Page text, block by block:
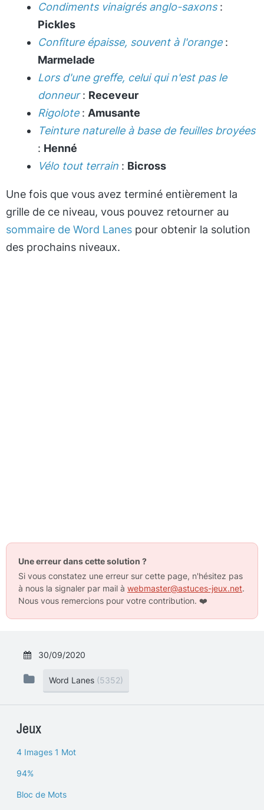
Condiments vinaigrés anglo-saxons:
Pickles
Confiture épaisse, souvent à l'orange:
Marmelade
Lors d'une greffe, celui qui n'est pas le
donneur: Receveur
Rigolote: Amusante
Teinture naturelle à base de feuilles broyées
: Henné
Vélo tout terrain : Bicross
Une fois que vous avez terminé entièrement la
grille de ce niveau, vous pouvez retourner au
sommaire de Word Lanes pour obtenir la solution
des prochains niveaux.
Une erreur dans cette solution ?
Si vous constatez une erreur sur cette page, n'hésitez pas
à nous la signaler par mail à webmaster@astuces-jeux.net.
Nous vous remercions pour votre contribution. ❤️
30/09/2020
Word Lanes (5352)
Jeux
4 Images 1 Mot
94%
Bloc de Mots